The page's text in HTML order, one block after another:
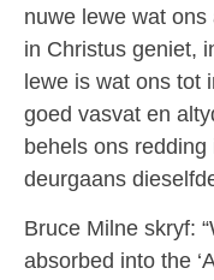
nuwe lewe wat
in Christus geniet,
lewe is wat ons tot
goed vasvat en
behels ons
deurgaans
Bruce Milne skryf:
absorbed into the